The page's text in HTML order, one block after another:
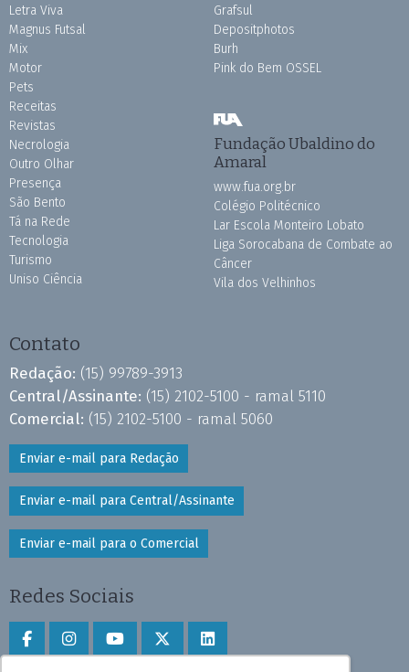
Letra Viva
Magnus Futsal
Mix
Motor
Pets
Receitas
Revistas
Necrologia
Outro Olhar
Presença
São Bento
Tá na Rede
Tecnologia
Turismo
Uniso Ciência
Grafsul
Depositphotos
Burh
Pink do Bem OSSEL
Fundação Ubaldino do
Amaral
www.fua.org.br
Colégio Politécnico
Lar Escola Monteiro Lobato
Liga Sorocabana de Combate ao
Câncer
Vila dos Velhinhos
Contato
Redação: (15) 99789-3913
Central/Assinante: (15) 2102-5100 - ramal 5110
Comercial: (15) 2102-5100 - ramal 5060
Enviar e-mail para Redação
Enviar e-mail para Central/Assinante
Enviar e-mail para o Comercial
Redes Sociais